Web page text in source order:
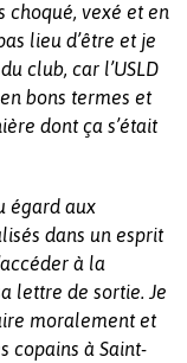
choqué, vexé et en
lieu d’être et je
club, car l’USLD
bons termes et
dont ça s’était
égard aux
dans un esprit
à la
lettre de sortie. Je
moralement et
copains à Saint-